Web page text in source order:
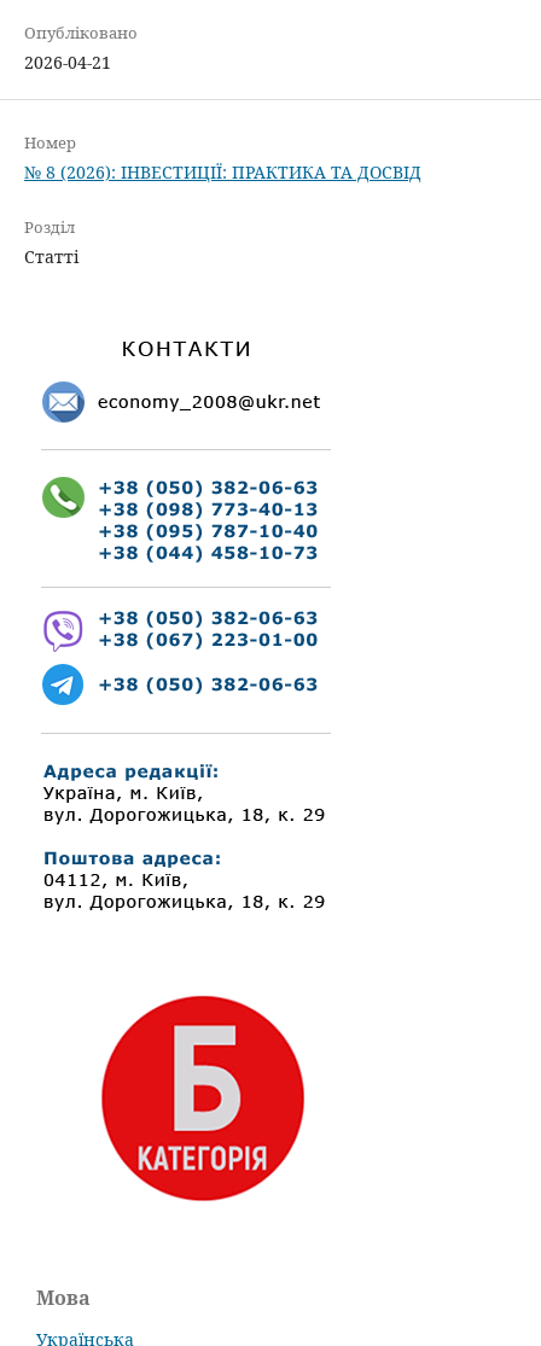
Опубліковано
2026-04-21
Номер
№ 8 (2026): ІНВЕСТИЦІЇ: ПРАКТИКА ТА ДОСВІД
Розділ
Статті
Мова
Українська